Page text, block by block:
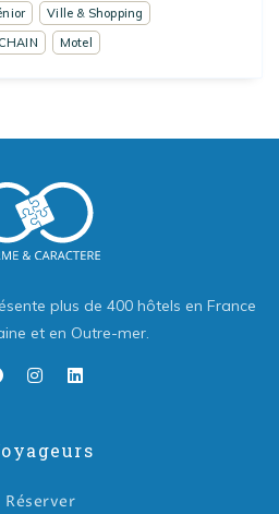
Ville & Shopping
Motel
plus de 400 hôtels en France
et en Outre-mer.
Réserver